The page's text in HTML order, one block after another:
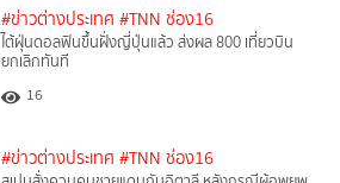
#ข่าวต่างประเทศ #TNN ช่อง16
ไต้ฝุ่นดอลฟินขึ้นฝั่งญี่ปุ่นแล้ว ส่งผล 800 เที่ยวบิน
ยกเลิกทันที
16
#ข่าวต่างประเทศ #TNN ช่อง16